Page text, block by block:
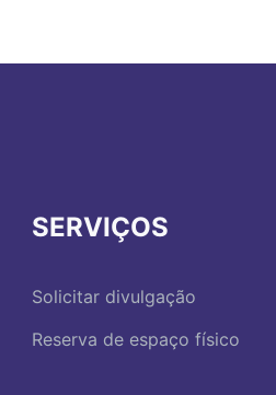
SERVIÇOS
Solicitar divulgação
Reserva de espaço físico